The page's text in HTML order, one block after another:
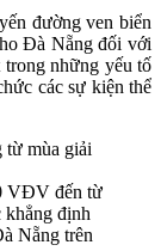
đường ven biển
Đà Nẵng đối với
những yếu tố
các sự kiện thể
VĐV đến từ
khẳng định
Nẵng trên